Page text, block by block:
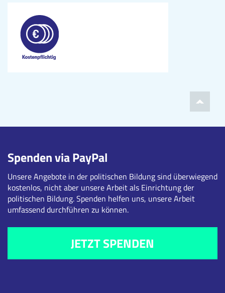
Spenden via PayPal
Unsere Angebote in der politischen Bildung sind überwiegend
kostenlos, nicht aber unsere Arbeit als Einrichtung der
politischen Bildung. Spenden helfen uns, unsere Arbeit
umfassend durchführen zu können.
JETZT SPENDEN